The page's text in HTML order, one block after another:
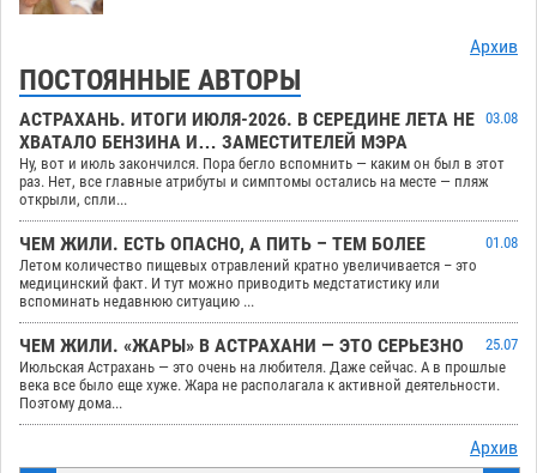
Архив
ПОСТОЯННЫЕ АВТОРЫ
АСТРАХАНЬ. ИТОГИ ИЮЛЯ-2026. В СЕРЕДИНЕ ЛЕТА НЕ
ХВАТАЛО БЕНЗИНА И… ЗАМЕСТИТЕЛЕЙ МЭРА
03.08
Ну, вот и июль закончился. Пора бегло вспомнить — каким он был в этот
раз. Нет, все главные атрибуты и симптомы остались на месте — пляж
открыли, спли...
ЧЕМ ЖИЛИ. ЕСТЬ ОПАСНО, А ПИТЬ – ТЕМ БОЛЕЕ
01.08
Летом количество пищевых отравлений кратно увеличивается – это
медицинский факт. И тут можно приводить медстатистику или
вспоминать недавнюю ситуацию ...
ЧЕМ ЖИЛИ. «ЖАРЫ» В АСТРАХАНИ — ЭТО СЕРЬЕЗНО
25.07
Июльская Астрахань — это очень на любителя. Даже сейчас. А в прошлые
века все было еще хуже. Жара не располагала к активной деятельности.
Поэтому дома...
Архив